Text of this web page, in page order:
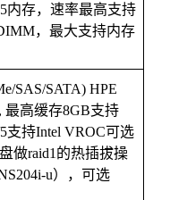
内存，速率最高支持
，最大支持内存
SAS/SATA) HPE
最高缓存8GB支持
支持Intel VROC可选
做raid1的热插拔操
u），可选